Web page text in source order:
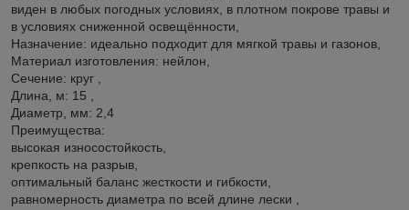
виден в любых погодных условиях, в плотном покрове травы и
в условиях сниженной освещённости,
Назначение: идеально подходит для мягкой травы и газонов,
Материал изготовления: нейлон,
Сечение: круг ,
Длина, м: 15 ,
Диаметр, мм: 2,4
Преимущества:
высокая износостойкость,
крепкость на разрыв,
оптимальный баланс жесткости и гибкости,
равномерность диаметра по всей длине лески ,